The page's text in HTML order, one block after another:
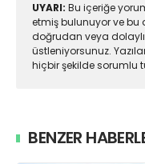
UYARI: Bu içeriğe
etmiş bulunuyor ve bu
doğrudan veya
üstleniyorsunuz.
hiçbir şekilde sorumlu
BENZER